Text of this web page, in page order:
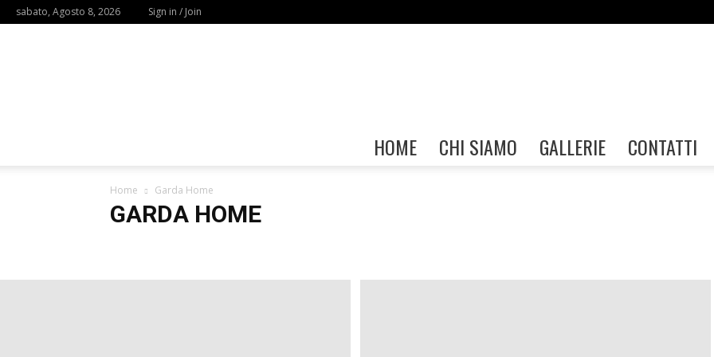
sabato, Agosto 8, 2026 Sign in / Join
HOME CHI SIAMO GALLERIE CONTATTI
Home Garda Home
GARDA HOME
Mostre Perugia
Mostre Sacile Mostre San Felice sul Panaro Mostre Sesto San Giovanni Mostre Taranto
Mostre Trieste